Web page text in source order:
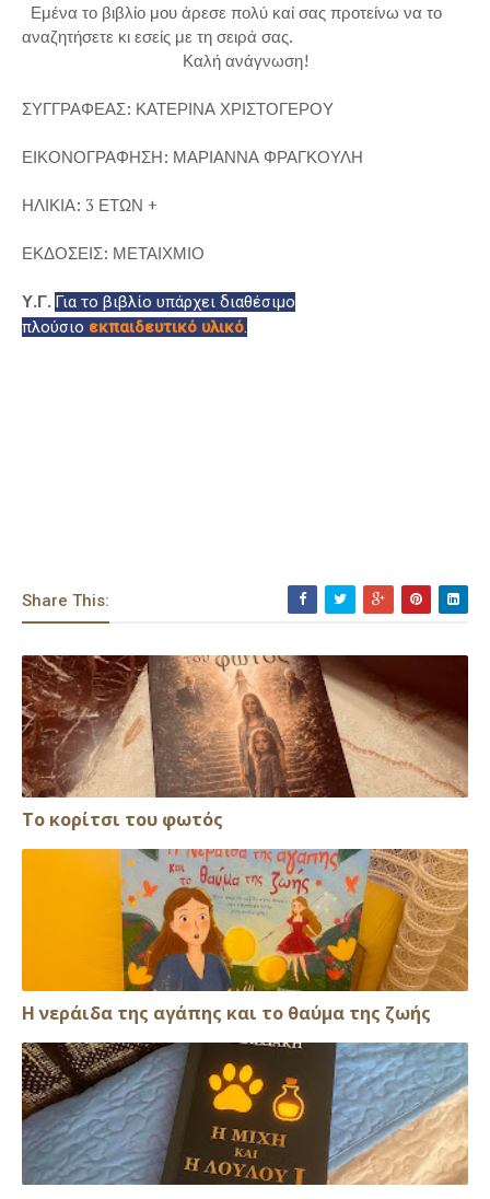
Εμένα το βιβλίο μου άρεσε πολύ καί σας προτείνω να το
αναζητήσετε κι εσείς με τη σειρά σας.
Καλή ανάγνωση!
ΣΥΓΓΡΑΦΕΑΣ: ΚΑΤΕΡΙΝΑ ΧΡΙΣΤΟΓΕΡΟΥ
ΕΙΚΟΝΟΓΡΑΦΗΣΗ: ΜΑΡΙΑΝΝΑ ΦΡΑΓΚΟΥΛΗ
ΗΛΙΚΙΑ: 3 ΕΤΩΝ +
ΕΚΔΟΣΕΙΣ: ΜΕΤΑΙΧΜΙΟ
Υ.Γ. Για το βιβλίο υπάρχει διαθέσιμο
πλούσιο εκπαιδευτικό υλικό.
Share This:
Το κορίτσι του φωτός
Η νεράιδα της αγάπης και το θαύμα της ζωής